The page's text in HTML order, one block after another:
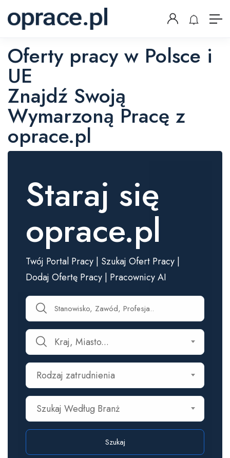
Oferty pracy w Polsce i
UE
Znajdź Swoją
Wymarzoną Pracę z
oprace.pl
Staraj się
oprace.pl
Twój Portal Pracy | Szukaj Ofert Pracy |
Dodaj Ofertę Pracy | Pracownicy AI
Kraj, Miasto...
Rodzaj zatrudnienia
Szukaj Według Branż
Szukaj